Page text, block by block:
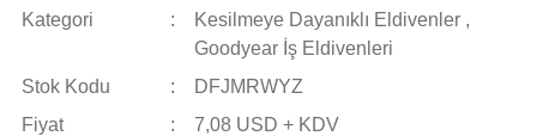
Kategori Kesilmeye Dayanıklı Eldivenler ,
Goodyear İş Eldivenleri
Stok Kodu
DFJMRWYZ
Fiyat
7,08 USD + KDV